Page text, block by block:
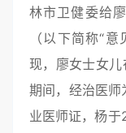
林市卫健委给
（以下简称“
现，廖女士女
期间，经治医
业医师证，杨